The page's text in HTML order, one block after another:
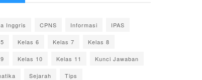
Inggris CPNS Informasi IPAS
Kelas 6 Kelas 7 Kelas 8
Kelas 10 Kelas 11 Kunci Jawaban
Sejarah Tips